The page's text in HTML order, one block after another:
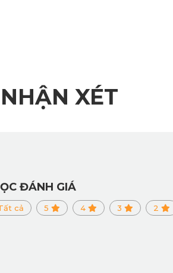
XÉT
ĐÁNH GIÁ
cả 5 4 3 2